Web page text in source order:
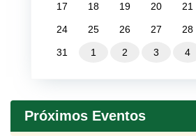
17 18 19 20 21
24 25 26 27 28
31 1 2 3 4
Próximos Eventos